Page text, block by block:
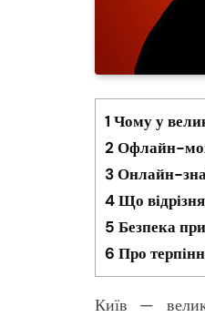
1 Чому у
2Офлайн-
3Онлайн-
4Що
5 Безпека
6 Про
Київ —